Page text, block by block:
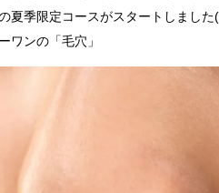
夏季限定コースがスタートしました
ワンの「毛穴」